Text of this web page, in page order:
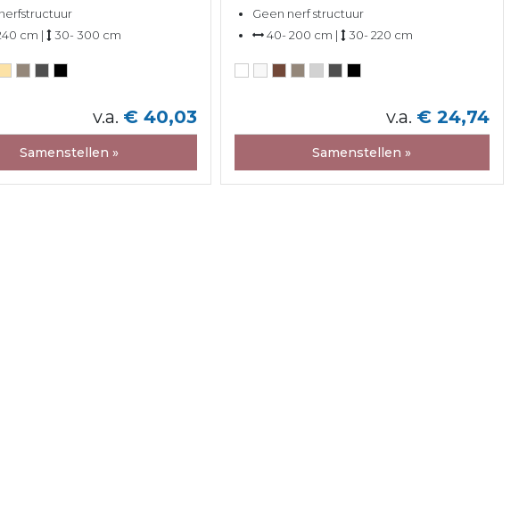
cm | 30- 300 cm
v.a. € 40,03
Samenstellen »
Geen nerf structuur
40- 200 cm |
30- 220 cm
v.a. € 24,74
Samenstellen »